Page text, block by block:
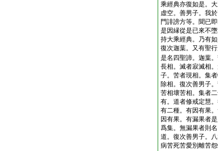
乘經典亦復如是。
虚空。善男子。我
門誹謗方等。聞已
是因縁從是已來不
持大乘經典。乃有
復次迦葉。又有聖
是名四聖諦。迦葉
長相。滅者寂滅相
子。苦者現相。集
除相。復次善男子
苦相壞苦相。集者
有。道者修戒定慧
有二種。有因有果
因有果。有漏果者
爲集。無漏果者則
道。復次善男子。
病苦死苦愛別離苦